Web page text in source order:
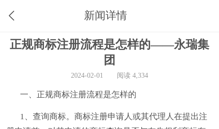
新闻详情
正规商标注册流程是怎样的——永瑞集
团
2024-02-01 阅读 4,334
一、正规商标注册流程是怎样的
1、查询商标。商标注册申请人或其代理人在提出注